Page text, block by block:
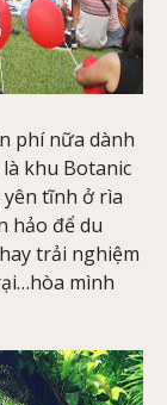
phí nữa dành
khu Botanic
tĩnh ở rìa
hảo để du
trải nghiệm
mình